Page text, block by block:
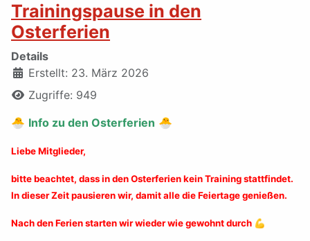
Trainingspause in den
Osterferien
Details
Erstellt: 23. März 2026
Zugriffe: 949
🐣 Info zu den Osterferien 🐣
Liebe Mitglieder,
bitte beachtet, dass in den Osterferien kein Training stattfindet.
In dieser Zeit pausieren wir, damit alle die Feiertage genießen.
Nach den Ferien starten wir wieder wie gewohnt durch 💪